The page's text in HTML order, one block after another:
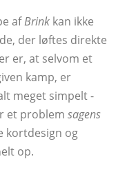
afBrink kan ikke
der løftes direkte
er, at selvom et
kamp, ​​er
meget simpelt -
et problem sagens
kortdesign og
op.